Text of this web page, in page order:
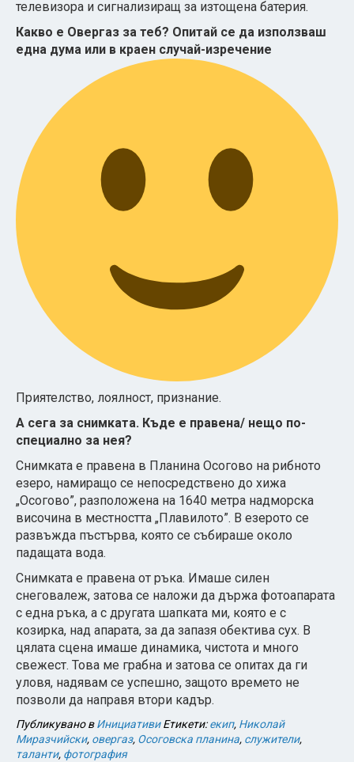
телевизора и сигнализиращ за изтощена батерия.
Какво е Овергаз за теб? Опитай се да използваш
една дума или в краен случай-изречение
Приятелство, лоялност, признание.
А сега за снимката. Къде е правена/ нещо по-
специално за нея?
Снимката е правена в Планина Осогово на рибното
езеро, намиращо се непосредствено до хижа
„Осогово”, разположена на 1640 метра надморска
височина в местността „Плавилото”. В езерото се
развъжда пъстърва, която се събираше около
падащата вода.
Снимката е правена от ръка. Имаше силен
снеговалеж, затова се наложи да държа фотоапарата
с една ръка, а с другата шапката ми, която е с
козирка, над апарата, за да запазя обектива сух. В
цялата сцена имаше динамика, чистота и много
свежест. Това ме грабна и затова се опитах да ги
уловя, надявам се успешно, защото времето не
позволи да направя втори кадър.
Публикувано вИнициативи Етикети:екип, Николай
Миразчийски, овергаз, Осоговска планина, служители,
таланти, фотография